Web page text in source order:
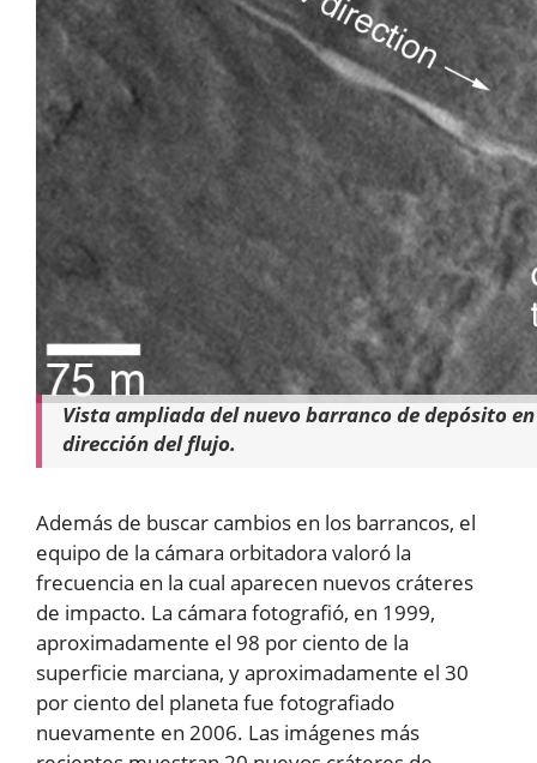
Vista ampliada del nuevo barranco de depósito
dirección del flujo.
Además de buscar cambios en los barrancos, el
equipo de la cámara orbitadora valoró la
frecuencia en la cual aparecen nuevos cráteres
de impacto. La cámara fotografió, en 1999,
aproximadamente el 98 por ciento de la
superficie marciana, y aproximadamente el 30
por ciento del planeta fue fotografiado
nuevamente en 2006. Las imágenes más